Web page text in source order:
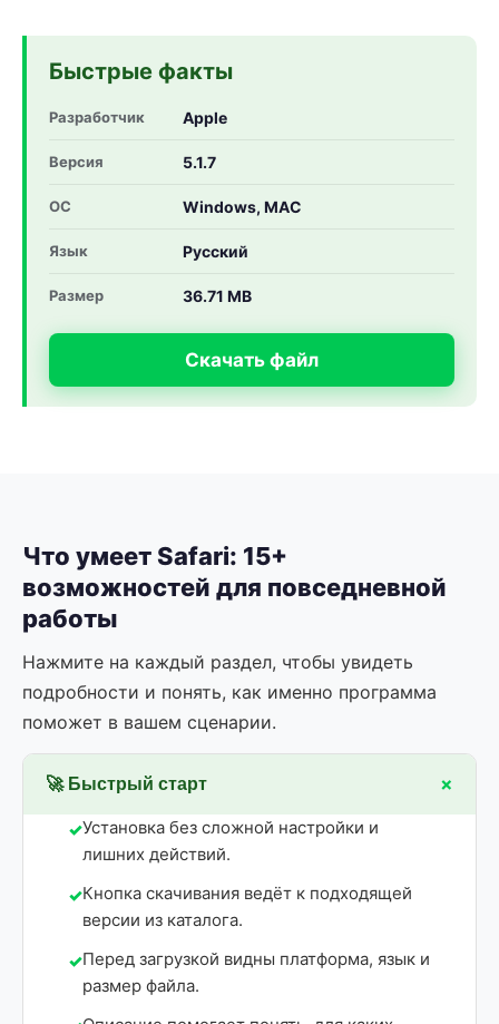
Быстрые факты
Разработчик Apple
Версия 5.1.7
ОС Windows, MAC
Язык Русский
Размер 36.71 MB
Скачать файл
Что умеет Safari: 15+
возможностей для повседневной
работы
Нажмите на каждый раздел, чтобы увидеть
подробности и понять, как именно программа
поможет в вашем сценарии.
🚀 Быстрый старт +
Установка без сложной настройки и
лишних действий.
Кнопка скачивания ведёт к подходящей
версии из каталога.
Перед загрузкой видны платформа, язык и
размер файла.